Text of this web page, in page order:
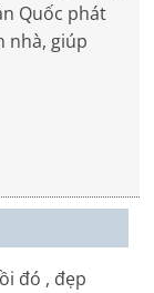
Quốc phát
nhà, giúp
đó , đẹp